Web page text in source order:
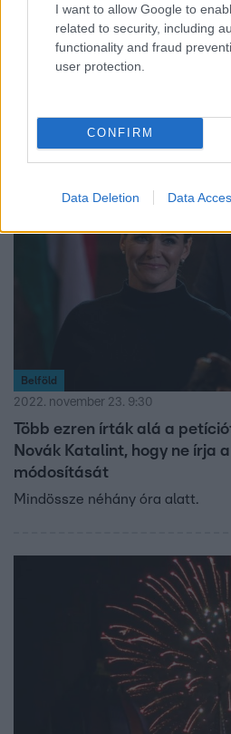
I want to allow Google to
related to security, including
functionality and fraud
user protection.
CONFIRM
Data Deletion Data
Belföld
2023. július 2. 14:58
Kedden egész napos
előtt a státusztörvény
státusztörvény ellen a Kossuth
Belföld
2022. november 23. 9:30
Több ezren írták alá a
Novák Katalint, hogy ne írja
módosítását
Mindössze néhány óra alatt.